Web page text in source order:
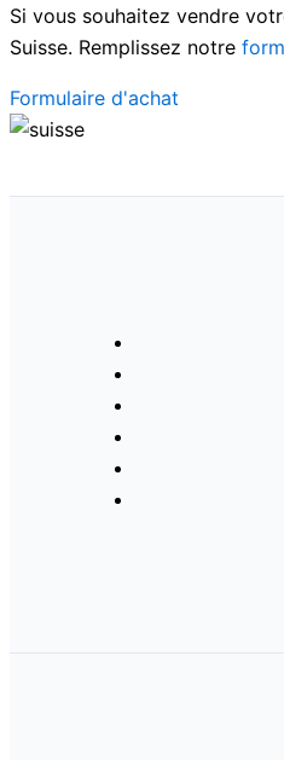
Si vous souhaitez vendre
Suisse. Remplissez notre
Formulaire d'achat